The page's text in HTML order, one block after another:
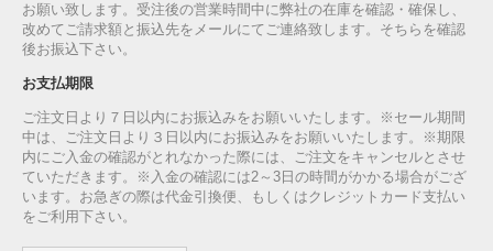
お願い致します。受注後の営業時間中に弊社の在庫を確認・確保し、
改めてご請求額と振込先をメールにてご連絡致します。そちらを確認
後お振込下さい。
お支払期限
ご注文日より７日以内にお振込みをお願いいたします。※セール期間
中は、ご注文日より３日以内にお振込みをお願いいたします。※期限
内にご入金の確認がとれなかった際には、ご注文をキャンセルとさせ
ていただきます。※入金の確認には2～3日の時間がかかる場合がござ
います。お急ぎの際は代金引換便、もしくはクレジットカード支払い
をご利用下さい。